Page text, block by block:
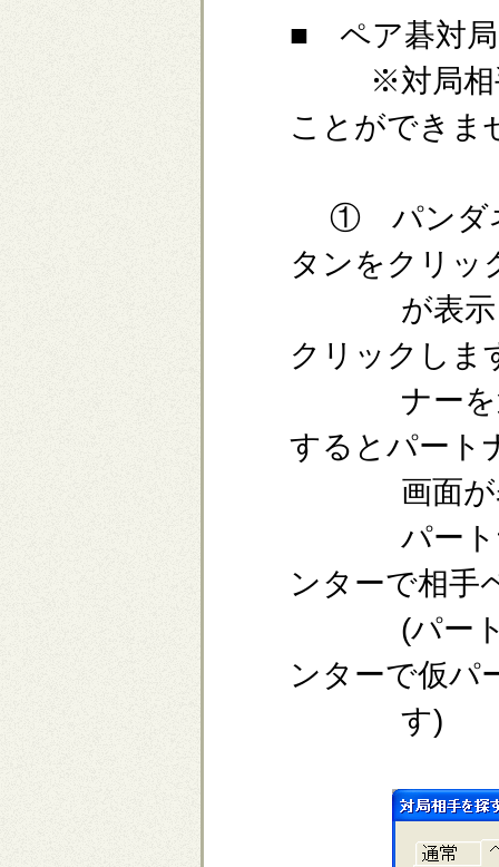
■ ペア碁対局
※対局相手
ことができま
① パンダネ
タンをクリッ
が表示さ
クリックしま
ナーを選
するとパート
画面が表
パートナ
ンターで相手
(パートナ
ンターで仮パ
す)